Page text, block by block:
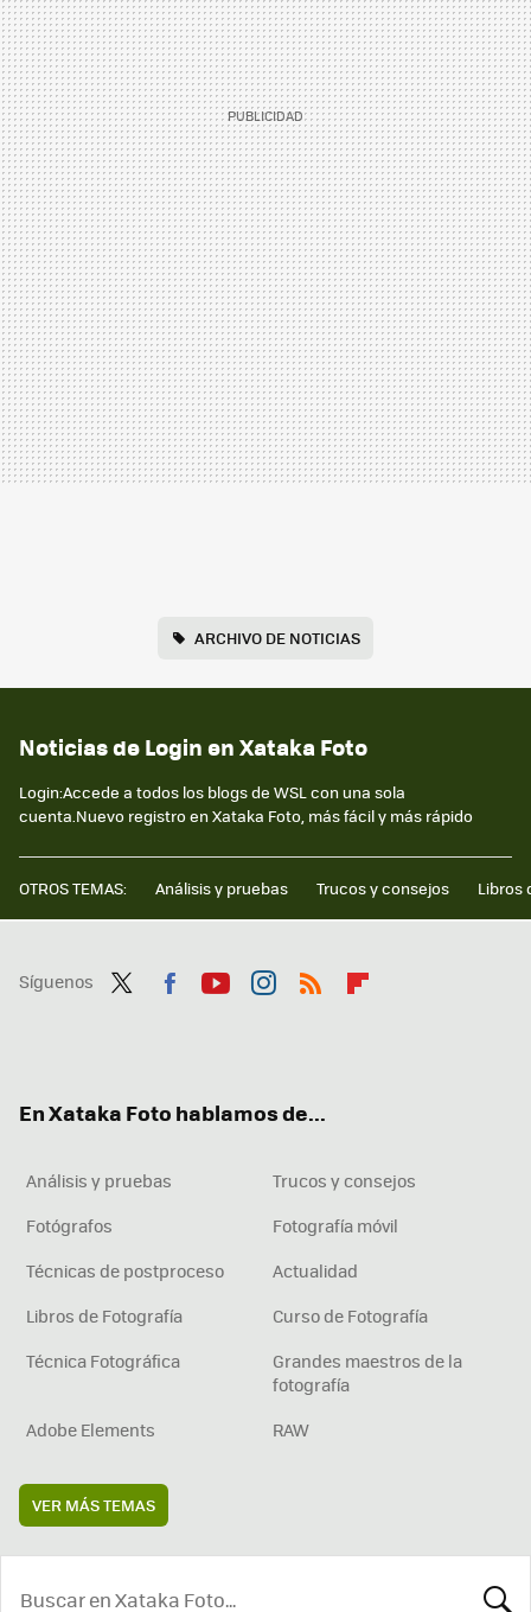
ARCHIVO DE NOTICIAS
Noticias de Login en Xataka Foto
Login:Accede a todos los blogs de WSL con una sola
cuenta.Nuevo registro en Xataka Foto, más fácil y más rápido
OTROS TEMAS: Análisis y pruebas Trucos y consejos Libros
Síguenos
En Xataka Foto hablamos de...
Análisis y pruebas
Trucos y consejos
Fotógrafos
Fotografía móvil
Técnicas de postproceso
Actualidad
Libros de Fotografía
Curso de Fotografía
Técnica Fotográfica
Grandes maestros de la
fotografía
Adobe Elements
RAW
VER MÁS TEMAS